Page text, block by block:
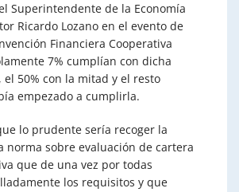
Superintendente de la Economía
Ricardo Lozano en el evento de
Financiera Cooperativa
7% cumplían con dicha
50% con la mitad y el resto
empezado a cumplirla.
lo prudente sería recoger la
norma sobre evaluación de cartera
que de una vez por todas
los requisitos y que